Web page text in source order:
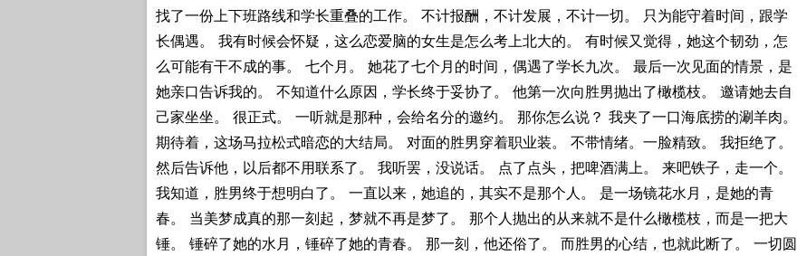
找了一份上下班路线和学长重叠的工作。 不计报酬，不计发展，不计一切。 只为能守着时间，跟学
长偶遇。 我有时候会怀疑，这么恋爱脑的女生是怎么考上北大的。 有时候又觉得，她这个韧劲，怎
么可能有干不成的事。 七个月。 她花了七个月的时间，偶遇了学长九次。 最后一次见面的情景，是
她亲口告诉我的。 不知道什么原因，学长终于妥协了。 他第一次向胜男抛出了橄榄枝。 邀请她去自
己家坐坐。 很正式。 一听就是那种，会给名分的邀约。 那你怎么说？ 我夹了一口海底捞的涮羊肉。
期待着，这场马拉松式暗恋的大结局。 对面的胜男穿着职业装。 不带情绪。一脸精致。 我拒绝了。
然后告诉他，以后都不用联系了。 我听罢，没说话。 点了点头，把啤酒满上。 来吧铁子，走一个。
我知道，胜男终于想明白了。 一直以来，她追的，其实不是那个人。 是一场镜花水月，是她的青
春。 当美梦成真的那一刻起，梦就不再是梦了。 那个人抛出的从来就不是什么橄榄枝，而是一把大
锤。 锤碎了她的水月，锤碎了她的青春。 那一刻，他还俗了。 而胜男的心结，也就此断了。 一切圆